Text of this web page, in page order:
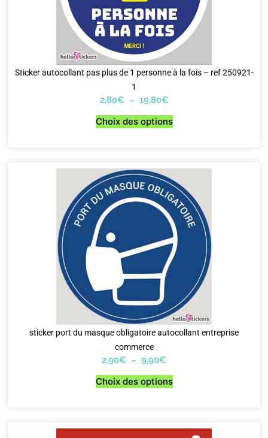
Sticker autocollant pas plus de 1 personne à la fois – ref 250921-
1
2,80€ – 19,80€
Choix des options
sticker port du masque obligatoire autocollant entreprise
commerce
2,90€ – 9,90€
Choix des options